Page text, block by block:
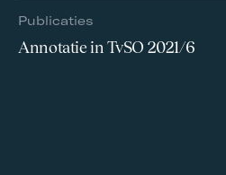
Publicaties
Annotatie in TvSO 2021/6